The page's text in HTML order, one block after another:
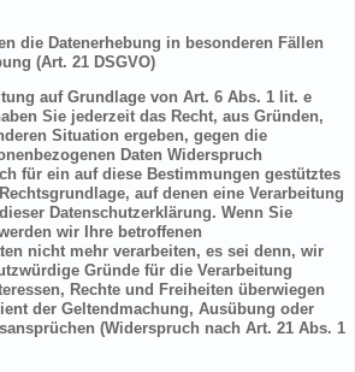
die Datenerhebung in besonderen Fällen
(Art. 21 DSGVO)
auf Grundlage von Art. 6 Abs. 1 lit. e
Sie jederzeit das Recht, aus Gründen,
Situation ergeben, gegen die
Daten Widerspruch
für ein auf diese Bestimmungen gestütztes
auf denen eine Verarbeitung
Datenschutzerklärung. Wenn Sie
wir Ihre betroffenen
nicht mehr verarbeiten, es sei denn, wir
Gründe für die Verarbeitung
Rechte und Freiheiten überwiegen
der Geltendmachung, Ausübung oder
(Widerspruch nach Art. 21 Abs. 1